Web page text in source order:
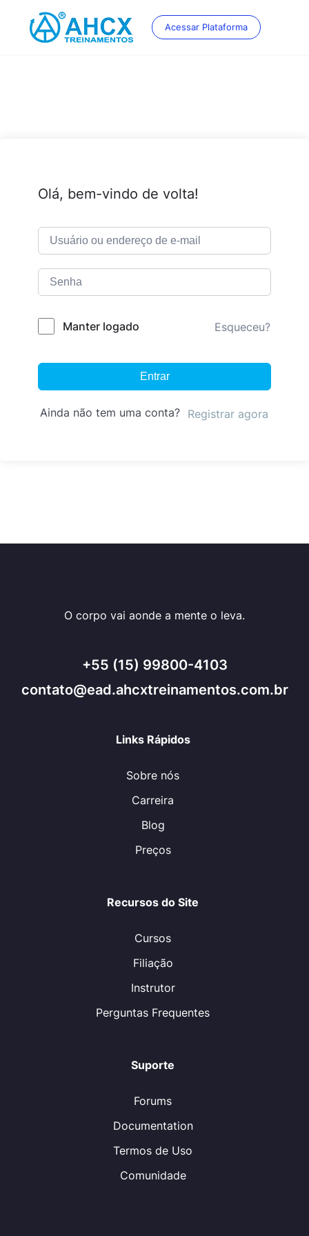
content
Acessar Plataforma
Olá, bem-vindo de volta!
Manter logado Esqueceu?
Entrar
Ainda não tem uma conta? Registrar agora
O corpo vai aonde a mente o leva.
+55 (15) 99800-4103
contato@ead.ahcxtreinamentos.com.br
Links Rápidos
Sobre nós
Carreira
Blog
Preços
Recursos do Site
Cursos
Filiação
Instrutor
Perguntas Frequentes
Suporte
Forums
Documentation
Termos de Uso
Comunidade